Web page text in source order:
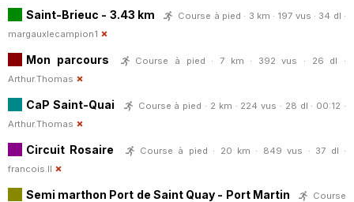
Saint-Brieuc - 3.43 km
Course à pied · 3 km · 197 vus · 34 dl ·
margauxlecampion1
Mon parcours
Course à pied · 7 km · 392 vus · 26 dl ·
Arthur.Thomas
CaP Saint-Quai
Course à pied · 2 km · 224 vus · 28 dl · 00:12 ·
Arthur.Thomas
Circuit Rosaire
Course à pied · 20 km · 849 vus · 37 dl ·
francois.ll
Semi marthon Port de Saint Quay - Port Martin
Course